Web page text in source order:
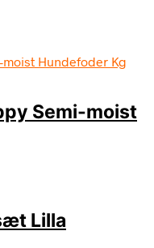
Semi-moist
Lilla